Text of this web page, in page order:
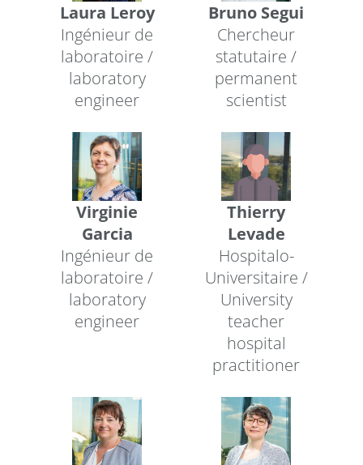
Laura Leroy
Ingénieur de
laboratoire /
laboratory
engineer
Bruno Segui
Chercheur
statutaire /
permanent
scientist
Virginie
Garcia
Ingénieur de
laboratoire /
laboratory
engineer
Thierry
Levade
Hospitalo-
Universitaire /
University
teacher
hospital
practitioner